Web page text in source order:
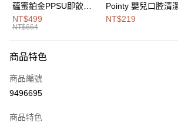
全盈+PAY
大哥付你分期
【大哥付你分期使用說明】
2.付款方式選擇「大哥付你分期」，訂單成立後會自
流程，驗證手機門號後，選擇欲分期的期數、繳款截
3.實際核准額度、可分期數及費用金額請依後續交易
4.訂單成立30分鐘內，如未前往確認交易或遇審核未
相關說明
【關於「AFTEE先享後付」】
便利好安心！
相關說明
蘊蜜鉑金PPSU即飲水
壺400ml
NT$499
NT$664
Pointy 嬰兒口腔清潔
套 (100入)
NT$219
商品特色
商品編號
9496695
商品特色